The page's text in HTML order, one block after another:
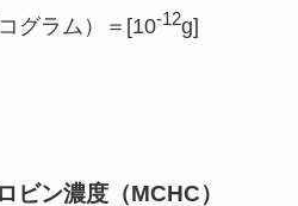
グラム）＝[10-12g]
ン濃度（MCHC）